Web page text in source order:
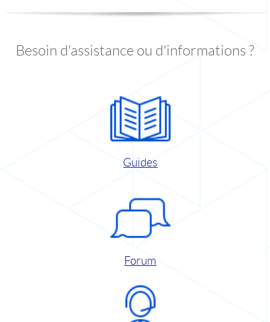
Besoin d'assistance ou d'informations ?
Guides
Forum